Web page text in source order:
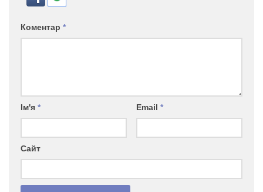
Коментар *
Ім'я * Email *
Сайт